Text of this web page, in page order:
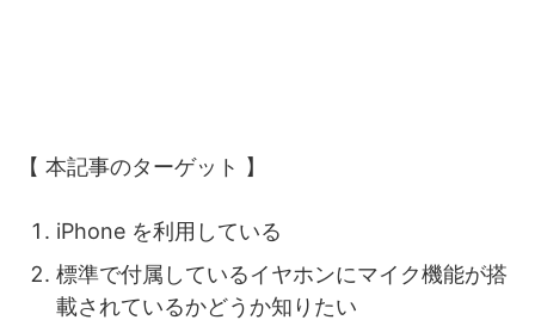
【 本記事のターゲット 】
iPhone を利用している
標準で付属しているイヤホンにマイク機能が搭
載されているかどうか知りたい